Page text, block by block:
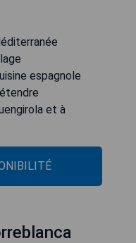
espagnole
et à